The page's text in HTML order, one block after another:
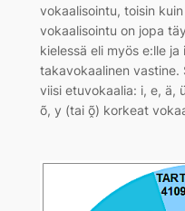
vokaalisointu, toisin
vokaalisointu on jopa
kielessä eli myös e:lle ja
takavokaalinen vastine.
viisi etuvokaalia: i, e, ä,
õ, y (tai õ̭) korkeat